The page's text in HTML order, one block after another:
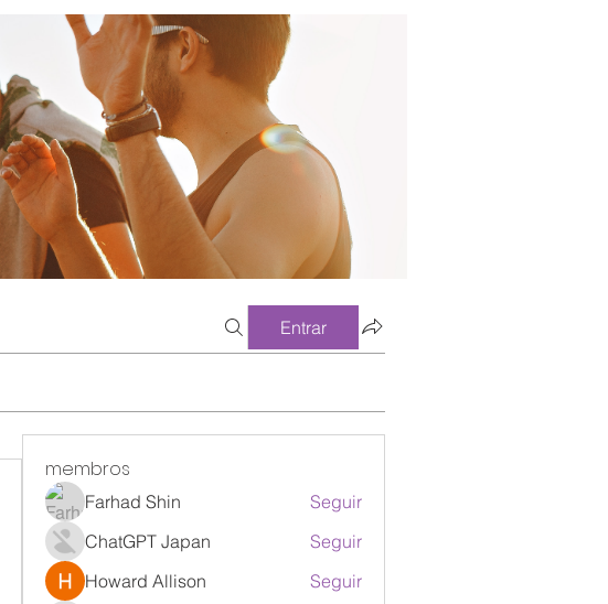
Entrar
membros
Farhad Shin
Seguir
ChatGPT Japan
Seguir
Howard Allison
Seguir